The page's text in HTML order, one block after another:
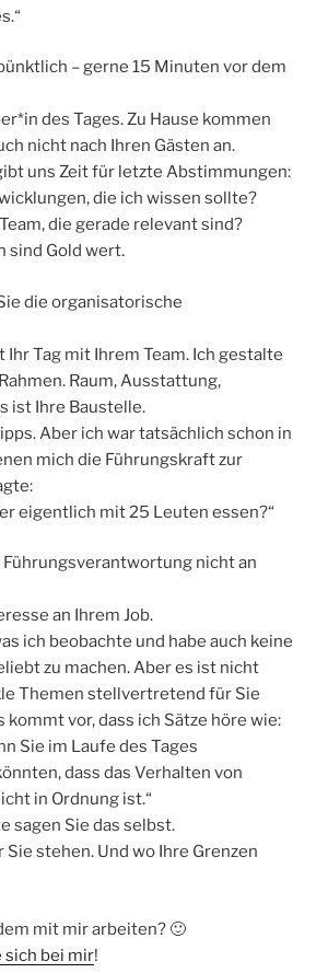
– gerne 15 Minuten vor dem
des Tages. Zu Hause kommen
nicht nach Ihren Gästen an.
uns Zeit für letzte Abstimmungen:
die ich wissen sollte?
die gerade relevant sind?
sind Gold wert.
die organisatorische
Ihr Tag mit Ihrem Team. Ich gestalte
Raum, Ausstattung,
ist Ihre Baustelle.
Aber ich war tatsächlich schon in
mich die Führungskraft zur
eigentlich mit 25 Leuten essen?“
Führungsverantwortung nicht an
an Ihrem Job.
ich beobachte und habe auch keine
zu machen. Aber es ist nicht
Themen stellvertretend für Sie
kommt vor, dass ich Sätze höre wie:
Sie im Laufe des Tages
dass das Verhalten von
in Ordnung ist.“
sagen Sie das selbst.
Sie stehen. Und wo Ihre Grenzen
mit mir arbeiten? 🙂
sich bei mir!